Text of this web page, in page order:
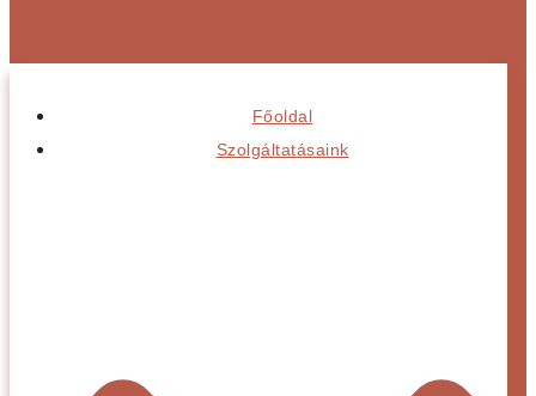
Főoldal
Szolgáltatásaink